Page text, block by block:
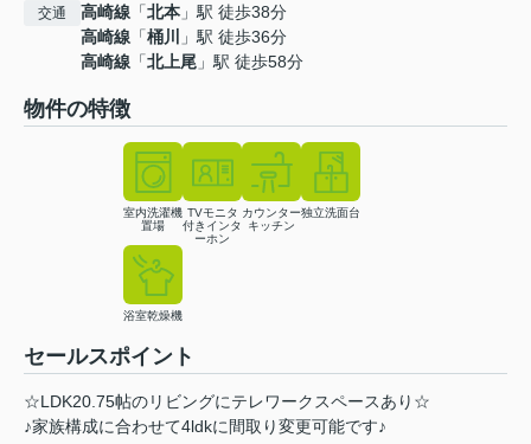
交通 高崎線 「北本 」駅 徒歩38分
高崎線 「桶川
」駅 徒歩36分
高崎線 「北上尾 」駅 徒歩58分
物件の特徴
室内洗濯機
置場
TVモニタ
付きインタ
ーホン
カウンター
キッチン
独立洗面台
浴室乾燥機
セールスポイント
☆LDK20.75帖のリビングにテレワークスペースあり☆
♪家族構成に合わせて4ldkに間取り変更可能です♪